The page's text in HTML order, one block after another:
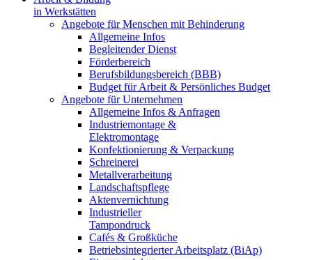
in Werkstätten
Angebote für Menschen mit Behinderung
Allgemeine Infos
Begleitender Dienst
Förderbereich
Berufsbildungsbereich (BBB)
Budget für Arbeit & Persönliches Budget
Angebote für Unternehmen
Allgemeine Infos & Anfragen
Industriemontage &
Elektromontage
Konfektionierung & Verpackung
Schreinerei
Metallverarbeitung
Landschaftspflege
Aktenvernichtung
Industrieller
Tampondruck
Cafés & Großküche
Betriebsintegrierter Arbeitsplatz (BiAp)